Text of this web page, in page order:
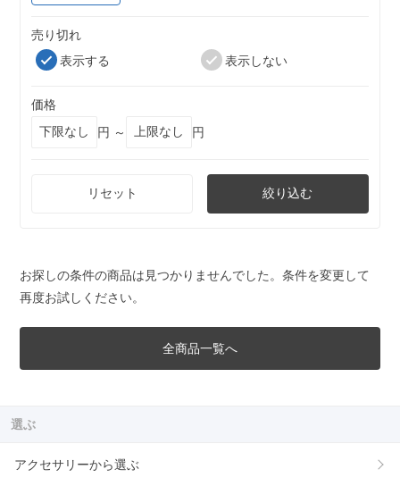
売り切れ
表示する
表示しない
価格
円 ～
円
リセット 絞り込む
お探しの条件の商品は見つかりませんでした。条件を変更して
再度お試しください。
全商品一覧へ
選ぶ
アクセサリーから選ぶ